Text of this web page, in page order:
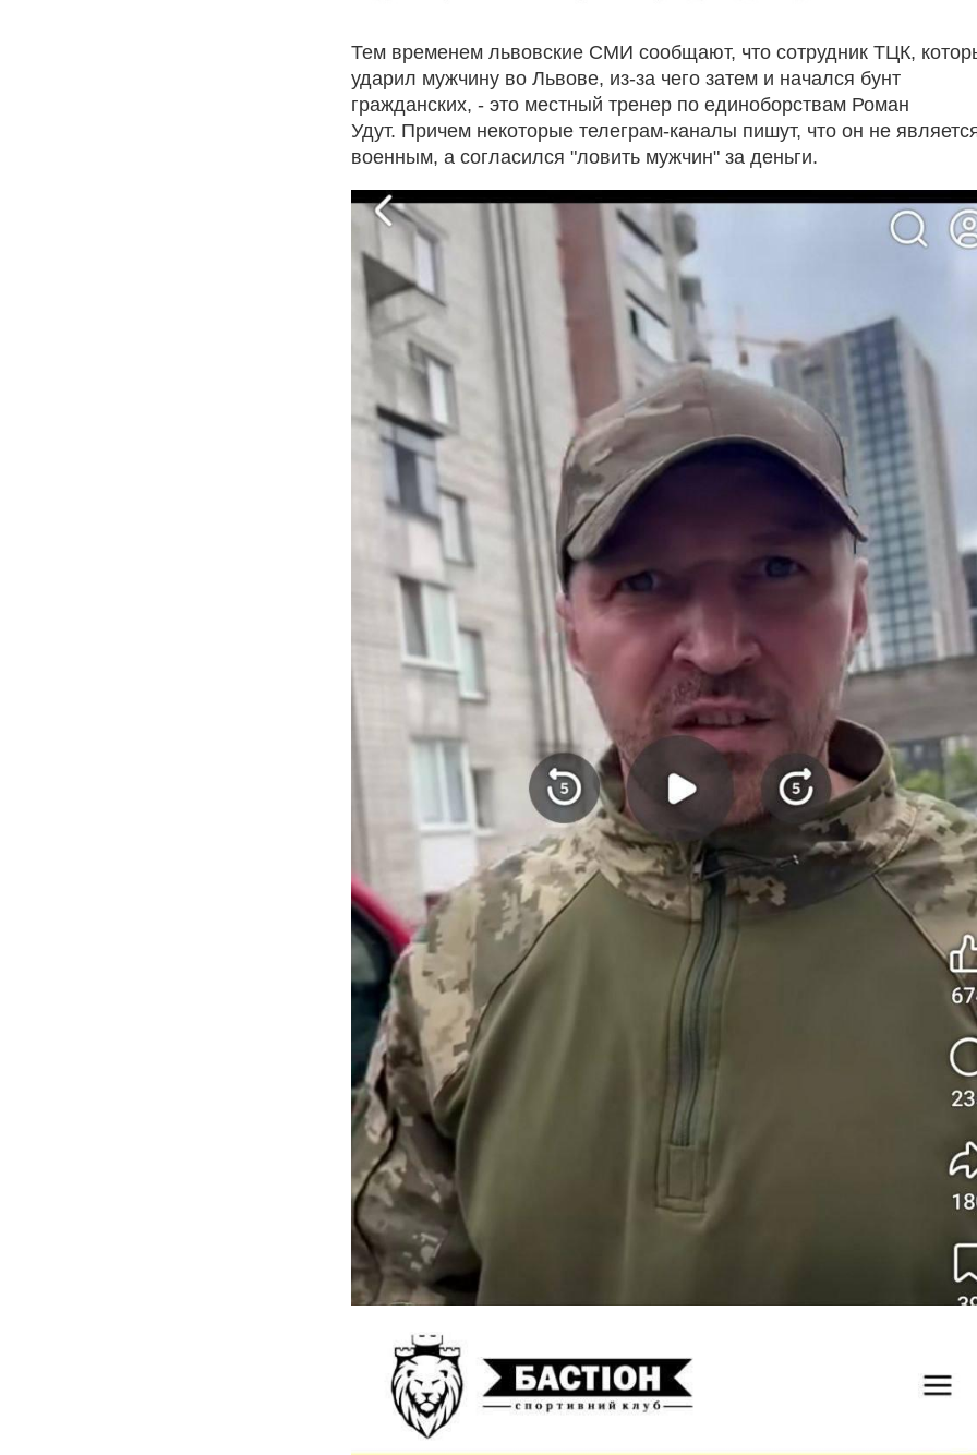
Тем временем львовские СМИ сообщают, что сотрудник ТЦК,
ударил мужчину во Львове, из-за чего затем и начался бунт
гражданских, - это местный тренер по единоборствам Роман
Удут. Причем некоторые телеграм-каналы пишут, что он не
военным, а согласился "ловить мужчин" за деньги.